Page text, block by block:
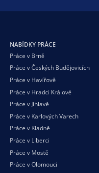
NABÍDKY PRÁCE
Práce v Brně
Práce v Českých Budějovicích
Práce v Havířově
Práce v Hradci Králové
Práce v Jihlavě
Práce v Karlových Varech
Práce v Kladně
Práce v Liberci
Práce v Mostě
Práce v Olomouci